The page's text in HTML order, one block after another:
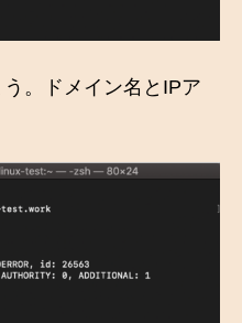
。ドメイン名とIPア